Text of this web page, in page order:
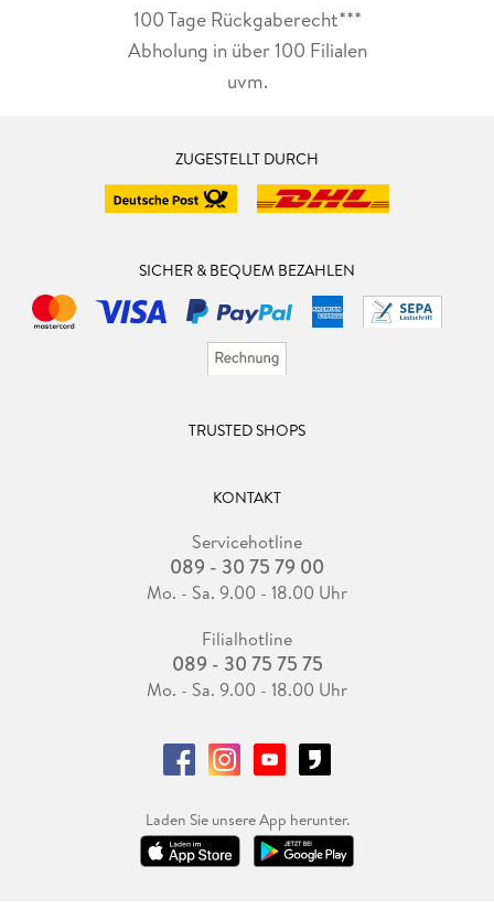
100 Tage Rückgaberecht***
Abholung in über 100 Filialen
uvm.
ZUGESTELLT DURCH
SICHER & BEQUEM BEZAHLEN
TRUSTED SHOPS
KONTAKT
Servicehotline
089 - 30 75 79 00
Mo. - Sa. 9.00 - 18.00 Uhr
Filialhotline
089 - 30 75 75 75
Mo. - Sa. 9.00 - 18.00 Uhr
Laden Sie unsere App herunter.